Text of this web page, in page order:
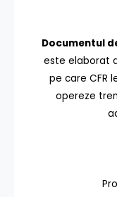
Documentul
este elaborat
pe care CFR
opereze